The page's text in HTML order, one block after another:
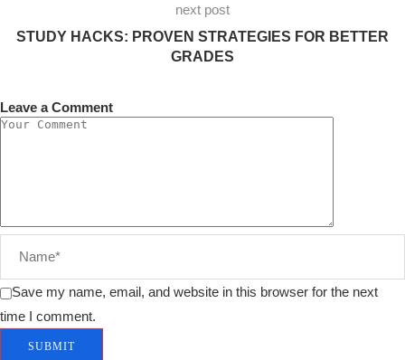
next post
STUDY HACKS: PROVEN STRATEGIES FOR BETTER
GRADES
Leave a Comment
Save my name, email, and website in this browser for the next
time I comment.